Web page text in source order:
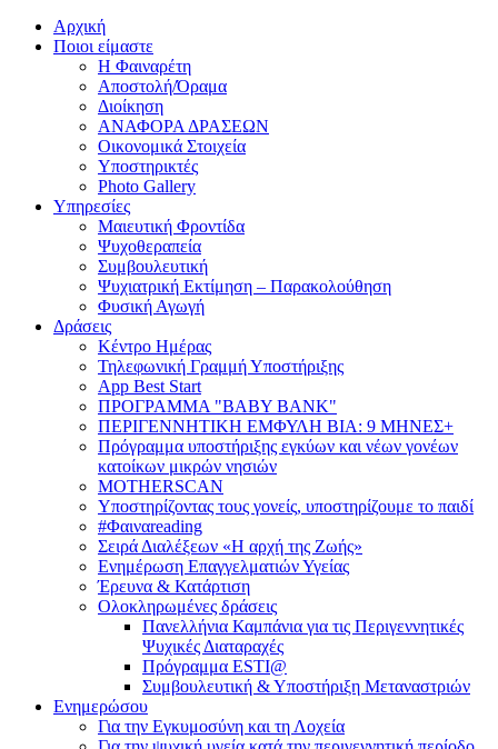
Αρχική
Ποιοι είμαστε
Η Φαιναρέτη
Αποστολή/Όραμα
Διοίκηση
ΑΝΑΦΟΡΑ ΔΡΑΣΕΩΝ
Οικονομικά Στοιχεία
Υποστηρικτές
Photo Gallery
Υπηρεσίες
Μαιευτική Φροντίδα
Ψυχοθεραπεία
Συμβουλευτική
Ψυχιατρική Εκτίμηση – Παρακολούθηση
Φυσική Αγωγή
Δράσεις
Κέντρο Ημέρας
Τηλεφωνική Γραμμή Υποστήριξης
App Best Start
ΠΡΟΓΡΑΜΜΑ "BABY BANK"
ΠΕΡΙΓΕΝΝΗΤΙΚΗ ΕΜΦΥΛΗ ΒΙΑ: 9 ΜΗΝΕΣ+
Πρόγραμμα υποστήριξης εγκύων και νέων γονέων
κατοίκων μικρών νησιών
MOTHERSCAN
Υποστηρίζοντας τους γονείς, υποστηρίζουμε το παιδί
#Φαιναreading
Σειρά Διαλέξεων «Η αρχή της Ζωής»
Ενημέρωση Επαγγελματιών Υγείας
Έρευνα & Κατάρτιση
Ολοκληρωμένες δράσεις
Πανελλήνια Καμπάνια για τις Περιγεννητικές
Ψυχικές Διαταραχές
Πρόγραμμα ESTI@
Συμβουλευτική & Υποστήριξη Μεταναστριών
Ενημερώσου
Για την Εγκυμοσύνη και τη Λοχεία